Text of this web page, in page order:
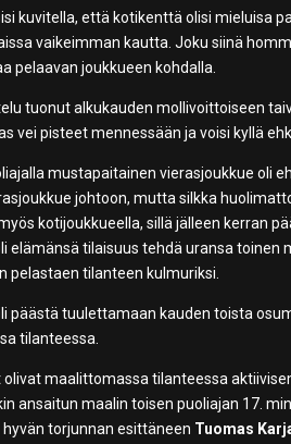
kuvitella, että kotikenttä olisi mieluisa
vaikeimman kautta. Joku siinä
pelaavan joukkueen kohdalla.
tuonut alkukauden mollivoittoiseen
vei pisteet mennessään ja voisi kyllä
mustapaitainen vierasjoukkue oli
johtoon, mutta silkka
kotijoukkueella, sillä jälleen kerran
elämänsä tilaisuus tehdä uransa
pelastaen tilanteen kulmuriksi.
päästä tuulettamaan kauden toista
tilanteessa.
olivat maalittomassa tilanteessa
ansaitun maalin toisen puoliajan 17.
torjunnan esittäneen Tuomas